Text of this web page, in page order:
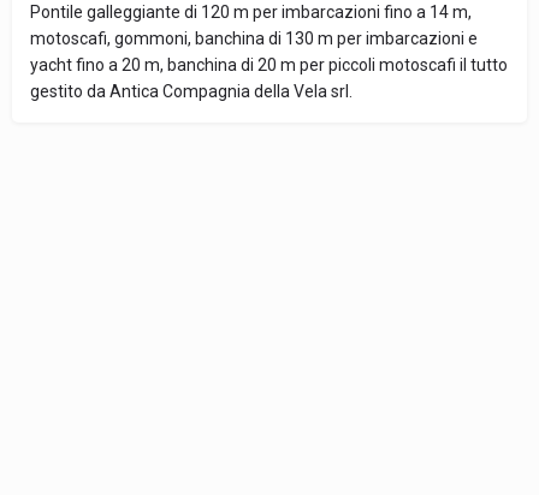
Pontile galleggiante di 120 m per imbarcazioni fino a 14 m,
motoscafi, gommoni, banchina di 130 m per imbarcazioni e
yacht fino a 20 m, banchina di 20 m per piccoli motoscafi il tutto
gestito da Antica Compagnia della Vela srl.